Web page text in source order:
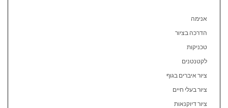
אנימה
הדרכה בציור
טכניקות
לקטנטנים
ציור איברים בגוף
ציור בעלי חיים
ציור דיוקנאות